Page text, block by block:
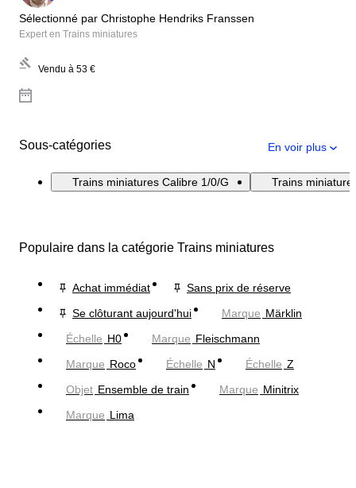
Sélectionné par Christophe Hendriks Franssen
Expert en Trains miniatures
Vendu à 53 €
Sous-catégories En voir plus
Trains miniatures Calibre 1/0/G Trains
Populaire dans la catégorie Trains miniatures
Achat immédiat
Sans prix de réserve
Se clôturant aujourd'hui
Marque Märklin
Échelle H0 Marque Fleischmann
Marque Roco Échelle N Échelle Z
Objet Ensemble de train Marque Minitrix
Marque Lima